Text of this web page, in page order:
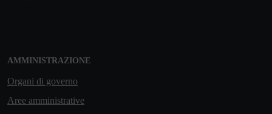
AMMINISTRAZIONE
Organi di governo
Aree amministrative